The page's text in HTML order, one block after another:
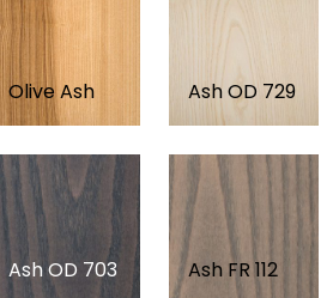
Olive Ash Ash OD 729
Ash OD 703 Ash FR 112